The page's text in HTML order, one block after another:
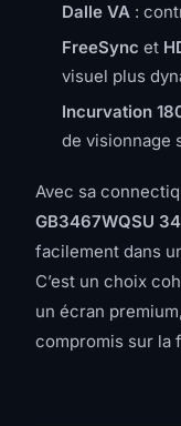
Dalle VA :
FreeSync et
visuel plus
Incurvation
de visionnage
Avec sa
GB3467WQSU
facilement dans
C’est un choix
un écran
compromis sur la